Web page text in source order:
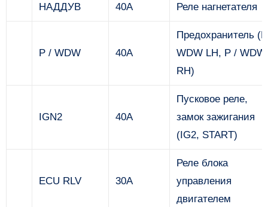
НАДДУВ 40А Реле нагнетателя
P / WDW 40А
Предохранитель
WDW LH, P / WDW
RH)
IGN2 40А
Пусковое реле,
замок зажигания
(IG2, START)
ECU RLV 30А
Реле блока
управления
двигателем